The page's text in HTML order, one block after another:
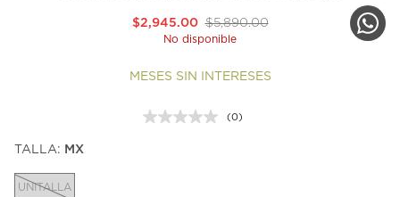
$5,890.00
$2,945.00
No disponible
MESES SIN INTERESES
Sin
(0)
TALLA: MX
UNITALLA